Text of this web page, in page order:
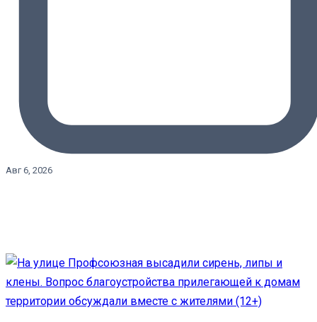
Авг 6, 2026